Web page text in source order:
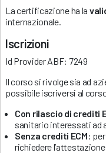
La certificazione ha la
internazionale.
Iscrizioni
Id Provider ABF: 7249
Il corso si rivolge sia ad
possibile iscriversi al
Con rilascio di crediti
sanitario interessati ad
Senza crediti ECM:
richiedere l’attestazione